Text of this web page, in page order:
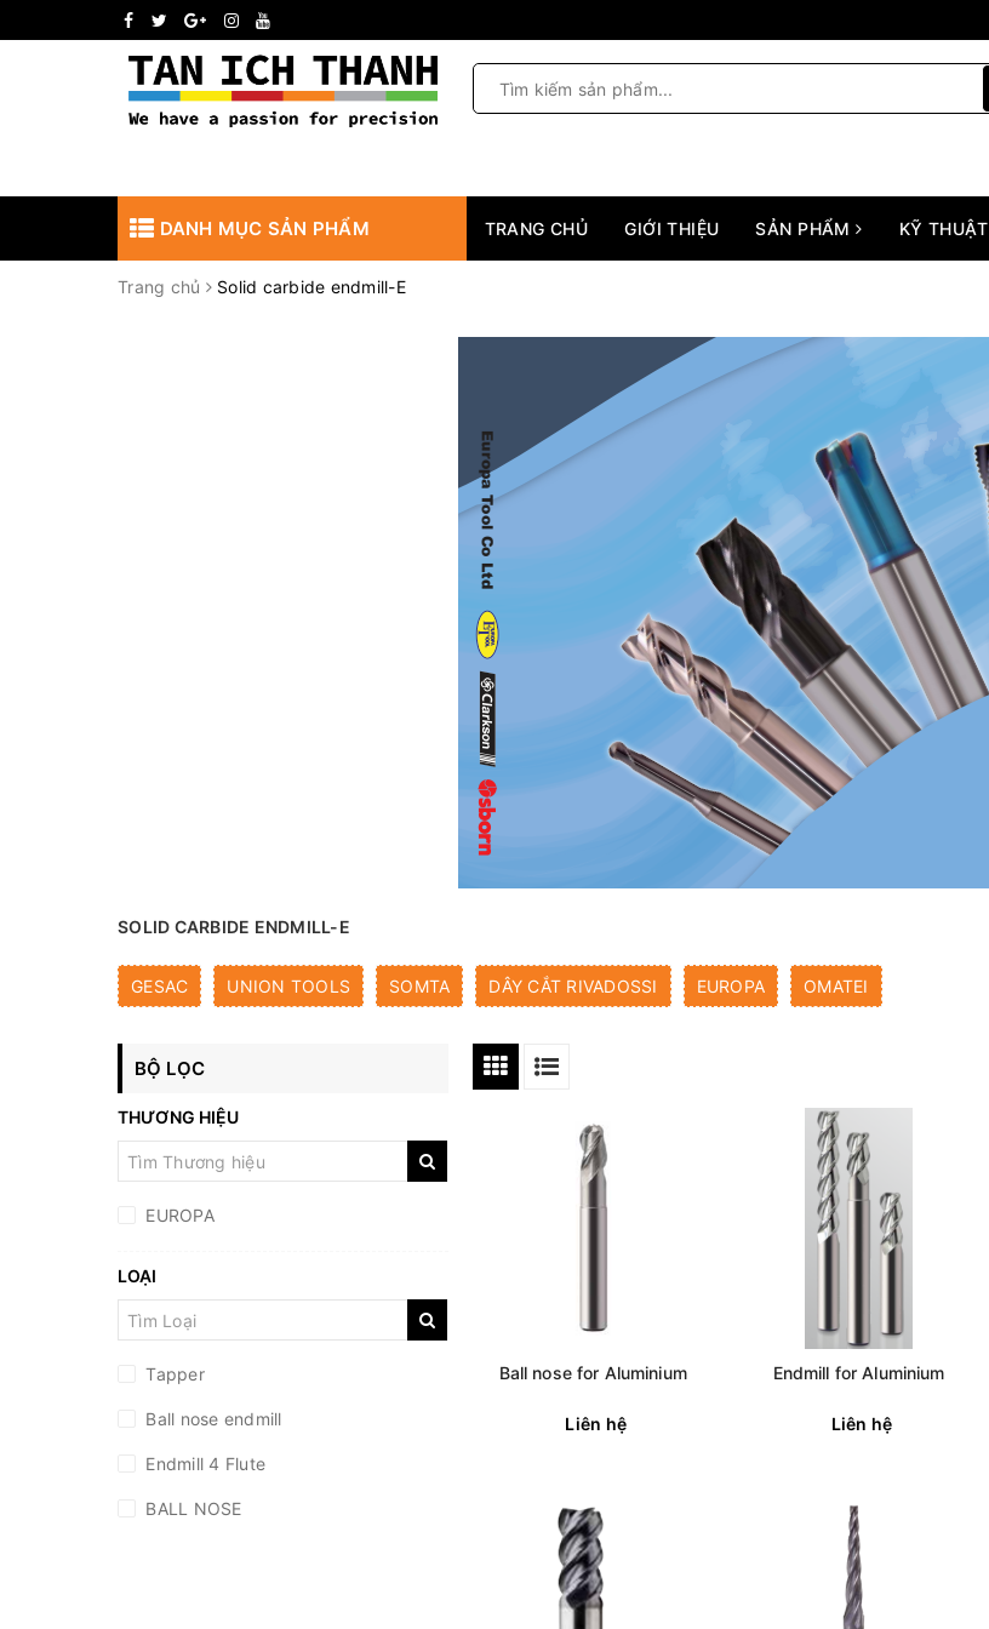
DANH MỤC SẢN PHẨM TRANG CHỦ GIỚI THIỆU SẢN PHẨM KỸ THUẬT
Trang chủ Solid carbide endmill-E
SOLID CARBIDE ENDMILL-E
GESAC UNION TOOLS SOMTA DÂY CẮT RIVADOSSI EUROPA OMATEI
BỘ LỌC
THƯƠNG HIỆU
EUROPA
LOẠI
Tapper
Ball nose endmill
Endmill 4 Flute
BALL NOSE
Ball nose for Aluminium
Liên hệ
Endmill for Aluminium
Liên hệ